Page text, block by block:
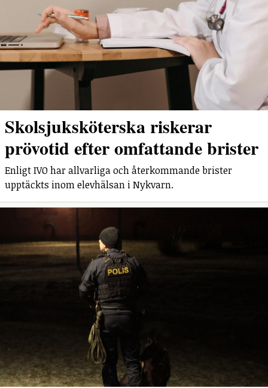
Skolsjuksköterska riskerar
prövotid efter omfattande brister
Enligt IVO har allvarliga och återkommande brister
upptäckts inom elevhälsan i Nykvarn.